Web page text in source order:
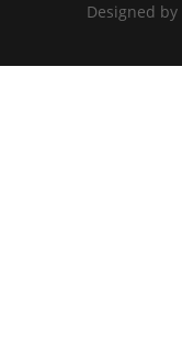
Designed by